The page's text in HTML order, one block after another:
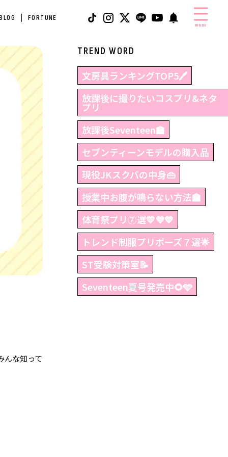
FORTUNE
menu
んな知って
TREND WORD
文房具ランキングTOP5🖊
放課後に撮りたいコスプリ&ネタ
プリ
放課後Seventeen🏫
セブンティーンモデルの購入品
現役JKスクバの中身👜
授業中お腹が鳴らない方法🏫
体育祭プリ⑦選💛💜💙
トレンド制服プリポーズ７選🌟
ST受験対策室📝
Seventeen夏号発売中🌻🩵